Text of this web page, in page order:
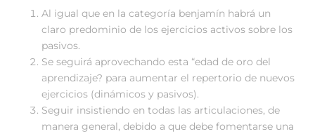
Al igual que en la categoría benjamín habrá un
claro predominio de los ejercicios activos sobre los
pasivos.
Se seguirá aprovechando esta “edad de oro del
aprendizaje? para aumentar el repertorio de nuevos
ejercicios (dinámicos y pasivos).
Seguir insistiendo en todas las articulaciones, de
manera general, debido a que debe fomentarse una